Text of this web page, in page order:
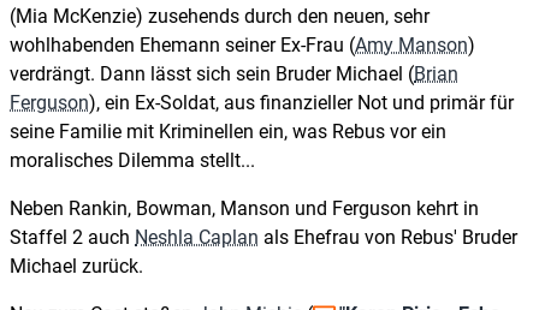
(Mia McKenzie) zusehends durch den neuen, sehr
wohlhabenden Ehemann seiner Ex-Frau (Amy Manson)
verdrängt. Dann lässt sich sein Bruder Michael (Brian
Ferguson), ein Ex-Soldat, aus finanzieller Not und primär für
seine Familie mit Kriminellen ein, was Rebus vor ein
moralisches Dilemma stellt...
Neben Rankin, Bowman, Manson und Ferguson kehrt in
Staffel 2 auch Neshla Caplan als Ehefrau von Rebus' Bruder
Michael zurück.